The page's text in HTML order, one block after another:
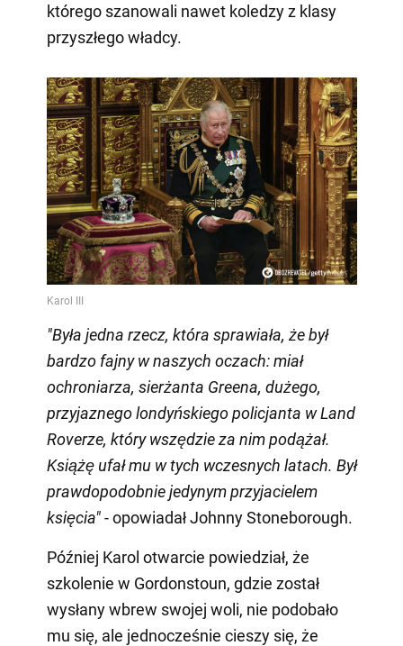
którego szanowali nawet koledzy z klasy
przyszłego władcy.
"Była jedna rzecz, która sprawiała, że był
bardzo fajny w naszych oczach: miał
ochroniarza, sierżanta Greena, dużego,
przyjaznego londyńskiego policjanta w Land
Roverze, który wszędzie za nim podążał.
Książę ufał mu w tych wczesnych latach. Był
prawdopodobnie jedynym przyjacielem
księcia"- opowiadał Johnny Stoneborough.
Później Karol otwarcie powiedział, że
szkolenie w Gordonstoun, gdzie został
wysłany wbrew swojej woli, nie podobało
mu się, ale jednocześnie cieszy się, że